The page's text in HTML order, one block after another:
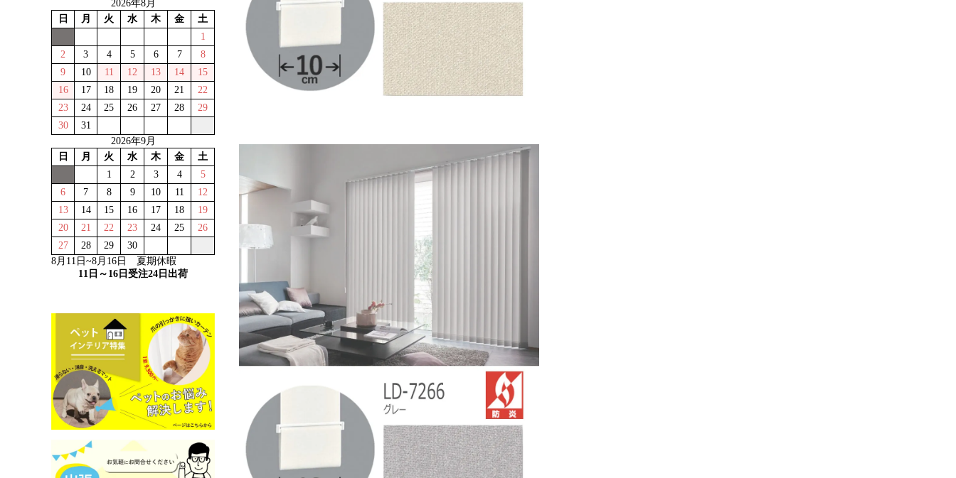
2026年8月
日
月 火 水 木 金
土
1
2
3 4 5 6 7
8
9
10 11 12 13 14
15
16
17 18 19 20 21
22
23
24 25 26 27 28
29
30
31
2026年9月
日
月 火 水 木 金
土
1
2 3 4
5
6
7 8 9 10 11
12
13
14 15 16 17 18
19
20
21 22 23 24 25
26
27
28 29
30
8月11日~8月16日 夏期休暇
11日～16日受注24日出荷